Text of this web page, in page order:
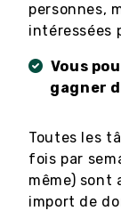
personnes,
intéressées
Vous
gagner
Toutes les
fois par
même) sont
import de